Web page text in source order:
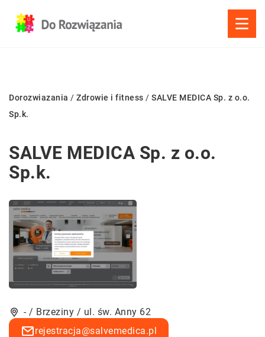
Dorozwiazania / Zdrowie i fitness / SALVE MEDICA Sp. z o.o.
Sp.k.
SALVE MEDICA Sp. z o.o.
Sp.k.
- / Brzeziny / ul. św. Anny 62
rejestracja@salvemedica.pl